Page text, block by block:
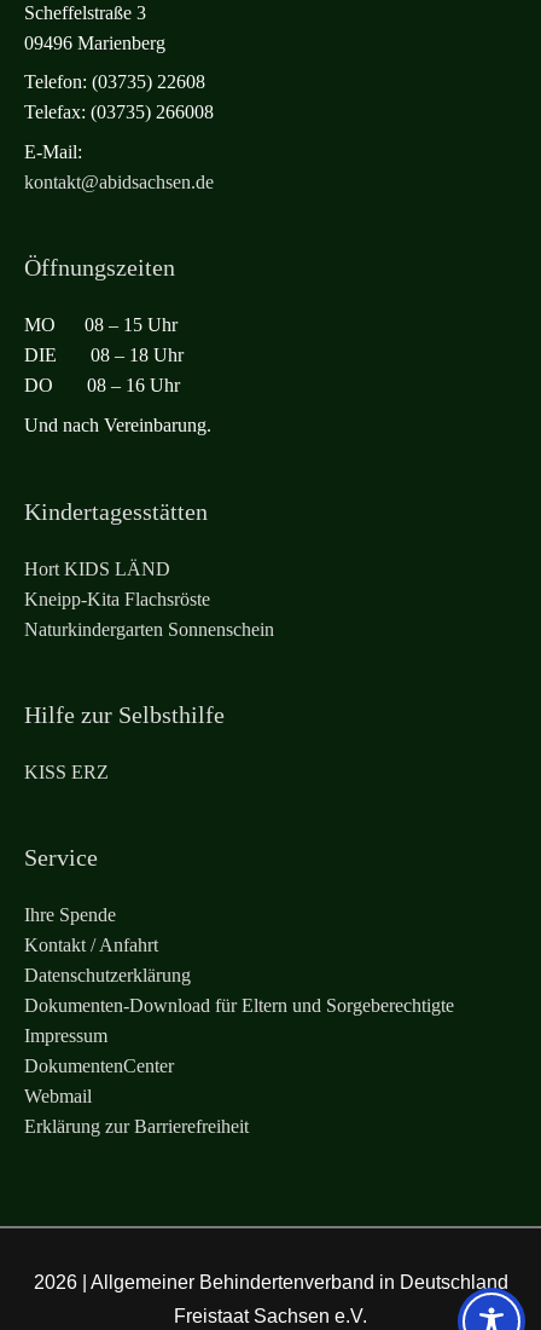
Scheffelstraße 3
09496 Marienberg
Telefon: (03735) 22608
Telefax: (03735) 266008
E-Mail:
kontakt@abidsachsen.de
Öffnungszeiten
MO 08 – 15 Uhr
DIE 08 – 18 Uhr
DO 08 – 16 Uhr
Und nach Vereinbarung.
Kindertagesstätten
Hort KIDS LÄND
Kneipp-Kita Flachsröste
Naturkindergarten Sonnenschein
Hilfe zur Selbsthilfe
KISS ERZ
Service
Ihre Spende
Kontakt / Anfahrt
Datenschutzerklärung
Dokumenten-Download für Eltern und Sorgeberechtigte
Impressum
DokumentenCenter
Webmail
Erklärung zur Barrierefreiheit
2026 | Allgemeiner Behindertenverband in Deutschland
Freistaat Sachsen e.V.